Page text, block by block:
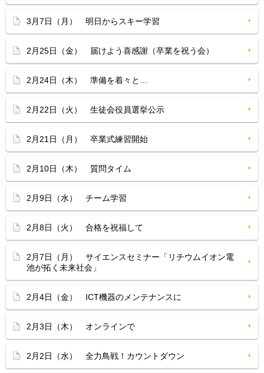
3月7日（月） 明日からスキー学習
2月25日（金） 届けよう喜感謝（卒業を祝う会）
2月24日（木） 準備を着々と…
2月22日（火） 生徒会役員選挙公示
2月21日（月） 卒業式練習開始
2月10日（木） 質問タイム
2月9日（水） チーム学習
2月8日（火） 合格を祝福して
2月7日（月） サイエンスセミナー「リチウムイオン電
池が拓く未来社会」
2月4日（金） ICT機器のメンテナンスに
2月3日（木） オンラインで
2月2日（水） 全力鳥戦！カウントダウン